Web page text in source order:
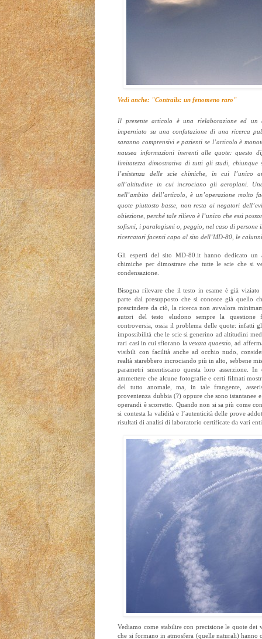
Vedi anche: "Contrails: un fenomeno raro"
Il presente articolo è una rielaborazione ed
imperniato su una confutazione di una ricerca
saranno comprensivi e pazienti se l’articolo è
nausea informazioni inerenti alle quote: questo
limitatezza dimostrativa di tutti gli studi, chiunque
l’esistenza delle scie chimiche, in cui l’unico
all’altitudine in cui incrociano gli aeroplani.
nell’ambito dell’articolo, è un’operazione
quote piuttosto basse, non resta ai negatori
obiezione, perché tale rilievo è l’unico che essi
sofismi, i paralogismi o, peggio, nel caso di
ricercatori facenti capo al sito dell’MD-80, le
Gli esperti del sito MD-80.it hanno dedicato un
chimiche per dimostrare che tutte le scie che si
condensazione.
Bisogna rilevare che il testo in esame è già
parte dal presupposto che si conosce già quello
prescindere da ciò, la ricerca non avvalora
autori del testo eludono sempre la questione
controversia, ossia il problema delle quote: infatti
impossibilità che le scie si generino ad altitudini
rari casi in cui sfiorano la vexata quaestio , ad
visibili con facilità anche ad occhio nudo,
realtà starebbero incrociando più in alto, sebbene
parametri smentiscano questa loro asserzione.
ammettere che alcune fotografie e certi filmati
del tutto anomale, ma, in tale frangente,
provenienza dubbia (?) oppure che sono istantanee
operandi è scorretto. Quando non si sa più come
si contesta la validità e l’autenticità delle prove
risultati di analisi di laboratorio certificate da vari
Vediamo come stabilire con precisione le quote
che si formano in atmosfera (quelle naturali) hanno